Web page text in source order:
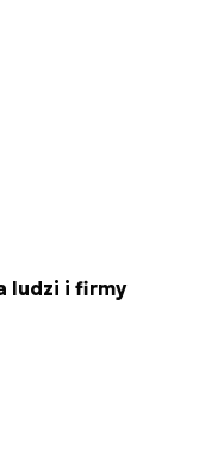
ludzi i firmy